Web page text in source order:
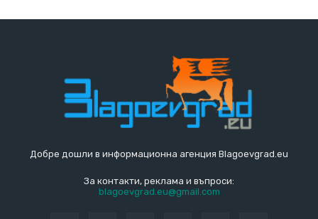
Добре дошли в информационна агенция Blagoevgrad.eu
За контакти, реклама и въпроси:
blagoevgrad.eu@gmail.com